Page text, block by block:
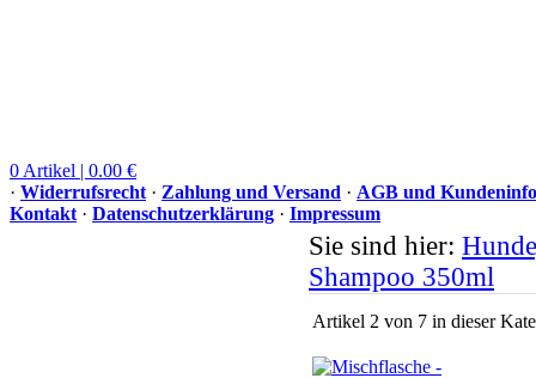
0 Artikel | 0.00 €
· Widerrufsrecht · Zahlung und Versand · AGB und
Kontakt · Datenschutzerklärung · Impressum
Sie sind hier:
Shampoo 350ml
Artikel 2 von 7 in dieser